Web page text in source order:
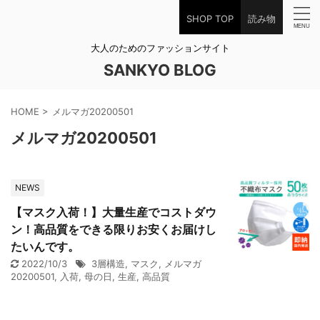
SHOP TOP 読み物
大人のためのファッションサイト
SANKYO BLOG
HOME > メルマガ20200501
メルマガ20200501
NEWS
【マスク入荷！】大量生産でコストダウ
ン！高品質をできる限りお安くお届けし
たいんです。
2022/10/3 3層構造, マスク, メルマガ
20200501, 入荷, 母の日, 生産, 高品質